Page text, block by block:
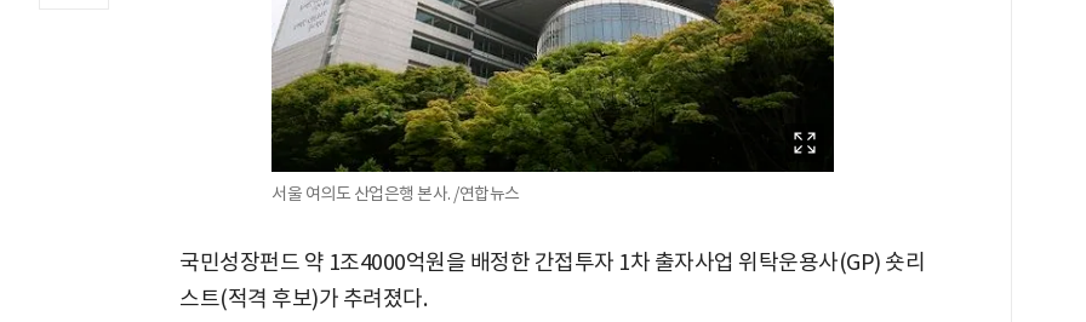
서울 여의도 산업은행 본사. /연합뉴스
국민성장펀드 약 1조4000억원을 배정한 간접투자 1차 출자사업 위탁운용사(GP) 숏리
스트(적격 후보)가 추려졌다.